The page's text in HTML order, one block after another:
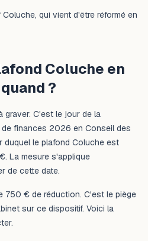
qui vient d'être réformé en
Coluche en
?
graver. C'est le jour de la
finances 2026 en Conseil des
le plafond Coluche est
La mesure s'applique
de cette date.
750 € de réduction. C'est le piège
sur ce dispositif. Voici la